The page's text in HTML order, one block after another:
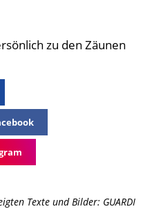
zu den Zäunen
Texte und Bilder: GUARDI